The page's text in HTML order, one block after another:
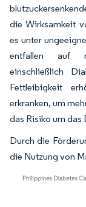
die Wirksamkeit
es unter
entfallen auf
einschließlich
Fettleibigkeit
erkranken, um
das Risiko um das
Durch die
die Nutzung von